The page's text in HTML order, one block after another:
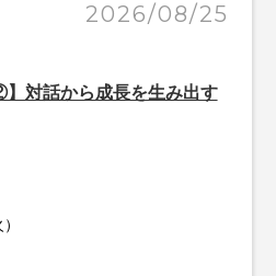
2026/08/25
】対話から成長を生み出す